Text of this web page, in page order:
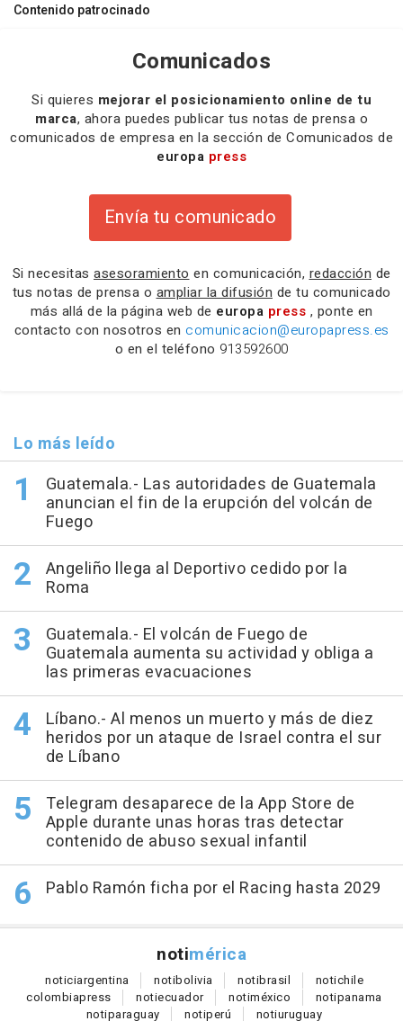
Contenido patrocinado
Comunicados
Si quieres mejorar el posicionamiento online de tu
marca, ahora puedes publicar tus notas de prensa o
comunicados de empresa en la sección de Comunicados de
europa press
Envía tu comunicado
Si necesitas asesoramiento en comunicación, redacción de
tus notas de prensa o ampliar la difusión de tu comunicado
más allá de la página web de europa press , ponte en
contacto con nosotros en comunicacion@europapress.es
o en el teléfono 913592600
Lo más leído
Guatemala.- Las autoridades de Guatemala
anuncian el fin de la erupción del volcán de
Fuego
Angeliño llega al Deportivo cedido por la
Roma
Guatemala.- El volcán de Fuego de
Guatemala aumenta su actividad y obliga a
las primeras evacuaciones
Líbano.- Al menos un muerto y más de diez
heridos por un ataque de Israel contra el sur
de Líbano
Telegram desaparece de la App Store de
Apple durante unas horas tras detectar
contenido de abuso sexual infantil
Pablo Ramón ficha por el Racing hasta 2029
notimérica
noticiargentina notibolivia notibrasil notichile
colombiapress notiecuador notiméxico notipanama
notiparaguay notiperú notiuruguay